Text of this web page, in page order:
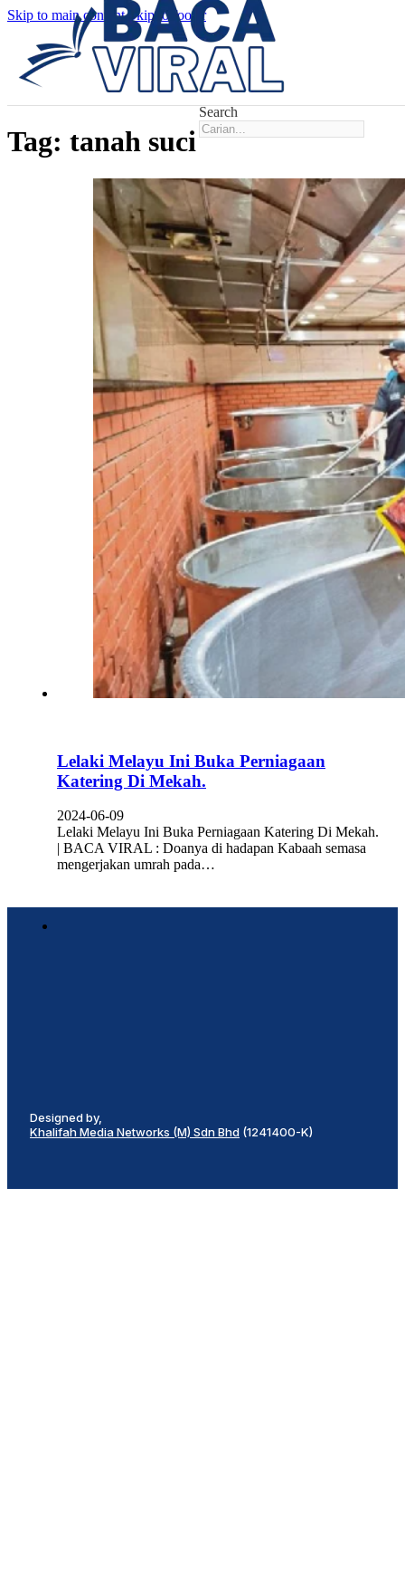
Skip to main content Skip to footer
Search
Tag: tanah suci
Lelaki Melayu Ini Buka Perniagaan
Katering Di Mekah.
2024-06-09
Lelaki Melayu Ini Buka Perniagaan Katering Di Mekah.
| BACA VIRAL : Doanya di hadapan Kabaah semasa
mengerjakan umrah pada…
Designed by,
Khalifah Media Networks (M) Sdn Bhd (1241400-K)